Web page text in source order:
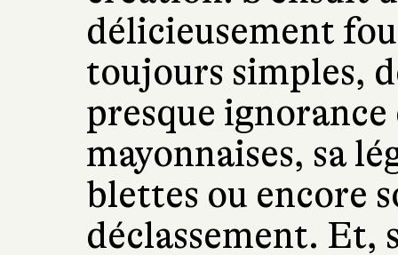
délicieusement
toujours simples,
presque
mayonnaises, sa
blettes ou encore
déclassement. Et,